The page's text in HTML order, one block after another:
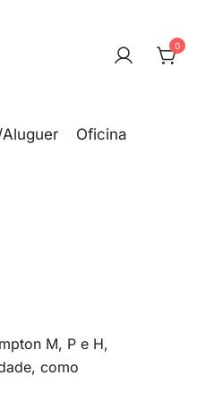
0
Oficina
M, P e H,
como